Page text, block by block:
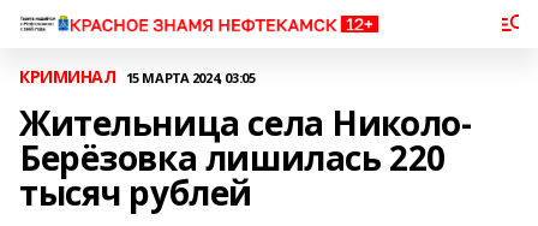
КРИМИНАЛ 15 МАРТА 2024, 03:05
Жительница села Николо-
Берёзовка лишилась 220
тысяч рублей